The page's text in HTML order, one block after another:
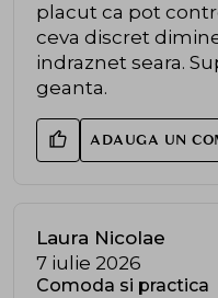
placut ca pot
ceva discret
indraznet seara.
geanta.
ADAUGA UN
Laura Nicolae
7 iulie 2026
Comoda si practica